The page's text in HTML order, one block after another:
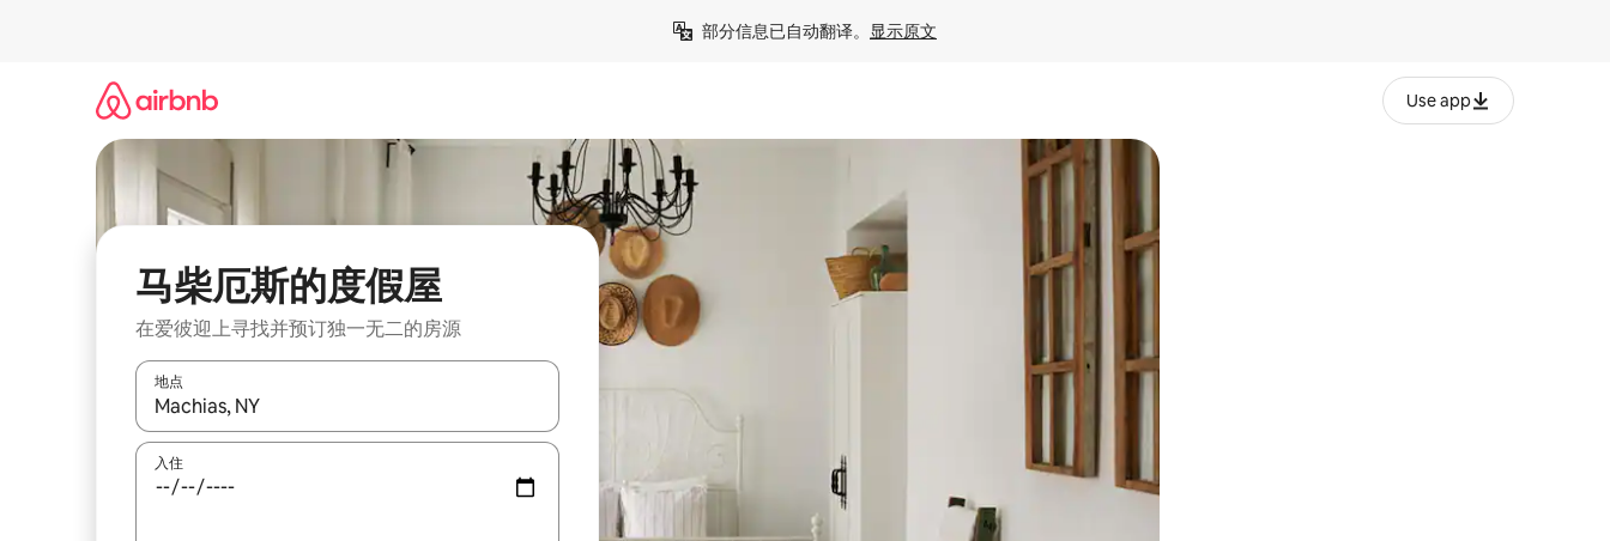
部分信息已自动翻译。 显示原文
Use app
马柴厄斯的度假屋
在爱彼迎上寻找并预订独一无二的房源
地点
如有搜索结果，请使用上下方向键查看，或通过点击或滑动手势浏览。
入住